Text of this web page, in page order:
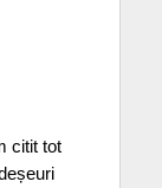
citit tot